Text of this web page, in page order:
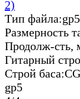
2)
Тип файла:gp5
Размерность
Продолж-сть,
Гитарный
Строй баса:
gp5